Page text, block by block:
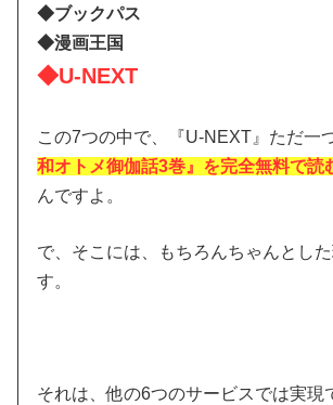
◆ブックパス
◆漫画王国
◆U-NEXT
この7つの中で、『U-NEXT』ただ一
和オトメ御伽話3巻』を完全無料で読
んですよ。
で、そこには、もちろんちゃんとし
す。
それは、他の6つのサービスでは実現